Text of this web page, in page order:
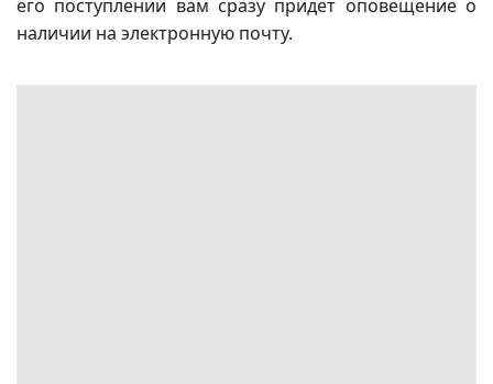
его поступлении вам сразу придёт оповещение о
наличии на электронную почту.